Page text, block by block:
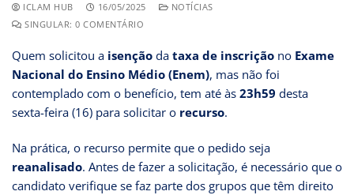
ICLAM HUB 16/05/2025
NOTÍCIAS
SINGULAR: 0 COMENTÁRIO
Quem solicitou a isenção da taxa de inscrição no Exame
Nacional do Ensino Médio (Enem), mas não foi
contemplado com o benefício, tem até às 23h59 desta
sexta-feira (16) para solicitar o recurso.
Na prática, o recurso permite que o pedido seja
reanalisado. Antes de fazer a solicitação, é necessário que o
candidato verifique se faz parte dos grupos que têm direito